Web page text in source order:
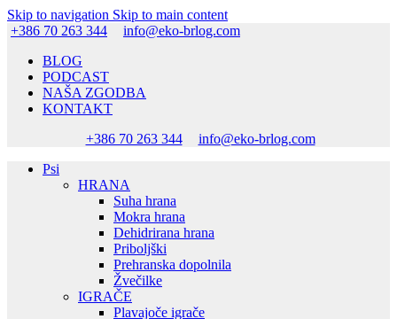
Skip to navigation Skip to main content
+386 70 263 344
info@eko-brlog.com
BLOG
PODCAST
NAŠA ZGODBA
KONTAKT
+386 70 263 344
info@eko-brlog.com
Psi
HRANA
Suha hrana
Mokra hrana
Dehidrirana hrana
Priboljški
Prehranska dopolnila
Žvečilke
IGRAČE
Plavajoče igrače